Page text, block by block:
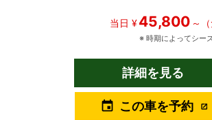
す。 その堂々としたスタイルと、マセラティ
走行フィールは、乗る人に特別な高揚感をもたら
光の加減によって表情を変えるブラックは、
持ち、街中でもリゾート地でも圧倒的な存在
ンスポーツ専用のスポーティなエクステリア
らに引き立てています。 インテリアには、情熱的な赤革シートを
当日 ¥45,800 ～
※ 時期によってシー
詳細を見る
event この車を予約